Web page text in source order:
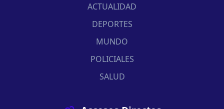
ACTUALIDAD
DEPORTES
MUNDO
POLICIALES
SALUD